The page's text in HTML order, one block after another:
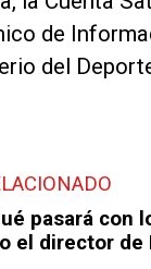
de
del
pasará con
el director de